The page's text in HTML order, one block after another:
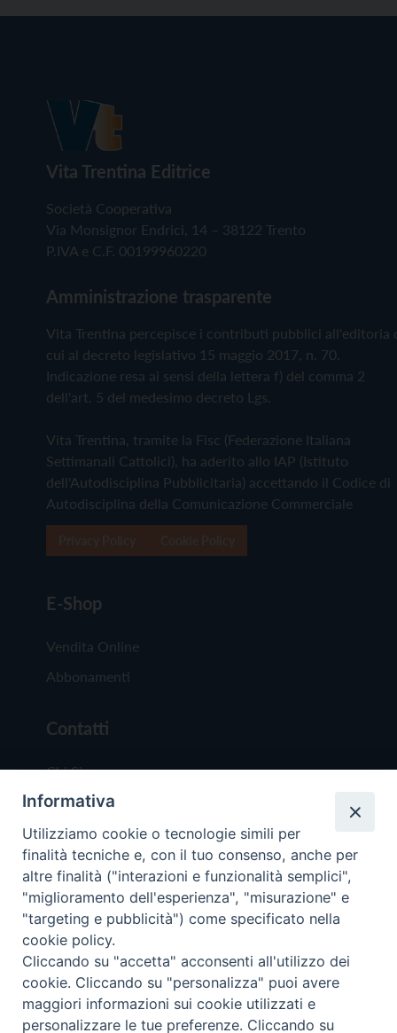
Vita Trentina Editrice
Società Cooperativa
Via Monsignor Endrici, 14 – 38122 Trento
P.IVA e C.F. 00199960220
Amministrazione trasparente
Vita Trentina percepisce i contributi pubblici all'editoria
cui al decreto legislativo 15 maggio 2017, n. 70.
Indicazione resa ai sensi della lettera f) del comma 2
dell'art. 5 del medesimo decreto Lgs.
Vita Trentina, tramite la Fisc (Federazione Italiana
Settimanali Cattolici), ha aderito allo IAP (Istituto
dell'Autodisciplina Pubblicitaria) accettando il Codice di
Autodisciplina della Comunicazione Commerciale
E-Shop
Vendita Online
Abbonamenti
Contatti
Chi Siamo
Redazione
Scrivici
Copyright © 2019 - Tutti i diritti riservati - Vita
Trentina Editrice
Privacy Policy
Informativa
Utilizziamo cookie o tecnologie simili per
finalità tecniche e, con il tuo consenso, anche per
altre finalità ("interazioni e funzionalità semplici",
"miglioramento dell'esperienza", "misurazione" e
"targeting e pubblicità") come specificato nella
cookie policy.
Cliccando su "accetta" acconsenti all'utilizzo dei
cookie. Cliccando su "personalizza" puoi avere
maggiori informazioni sui cookie utilizzati e
personalizzare le tue preferenze. Cliccando su